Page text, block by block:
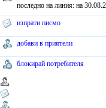
последно на линия: на
изпрати писмо
добави в приятели
блокирай потребителя